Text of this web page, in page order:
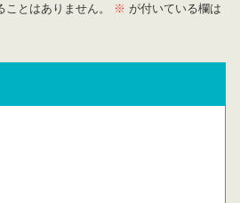
とはありません。 ※ が付いている欄は